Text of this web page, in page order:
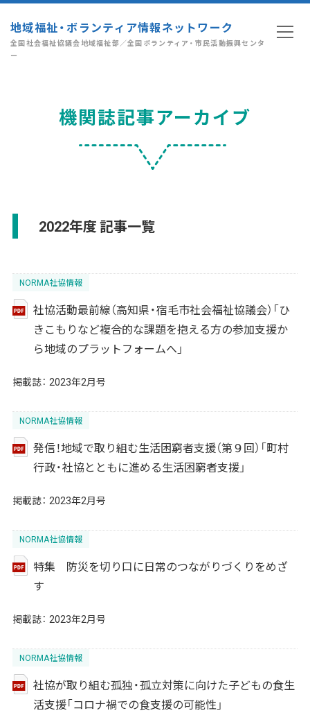
地域福祉・ボランティア情報ネットワーク
全国社会福祉協議会地域福祉部／全国ボランティア・市民活動振興センタ
ー
機関誌記事アーカイブ
2022年度 記事一覧
NORMA社協情報
社協活動最前線（高知県・宿毛市社会福祉協議会）「ひ
きこもりなど複合的な課題を抱える方の参加支援か
ら地域のプラットフォームへ」
掲載誌： 2023年2月号
NORMA社協情報
発信！地域で取り組む生活困窮者支援（第９回）「町村
行政・社協とともに進める生活困窮者支援」
掲載誌： 2023年2月号
NORMA社協情報
特集 防災を切り口に日常のつながりづくりをめざ
す
掲載誌： 2023年2月号
NORMA社協情報
社協が取り組む孤独・孤立対策に向けた子どもの食生
活支援「コロナ禍での食支援の可能性」